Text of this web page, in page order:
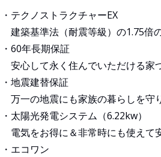
・テクノストラクチャーEX
建築基準法（耐震等級）の1.75倍
・60年長期保証
安心して永く住んでいただける家
・地震建替保証
万一の地震にも家族の暮らしを守
・太陽光発電システム（6.22kw）
電気をお得に＆非常時にも使えて
・エコワン